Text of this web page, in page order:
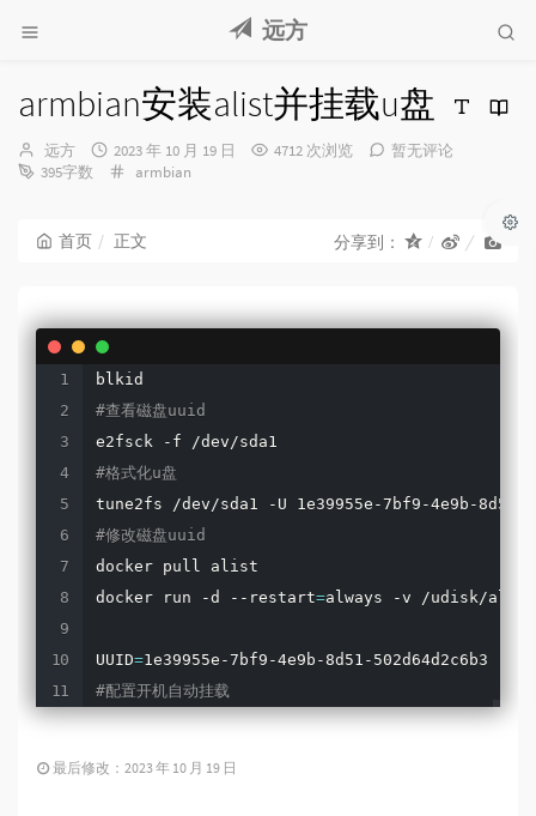
远方
armbian安装alist并挂载u盘
博
主：
远方
发
布
2023 年 10 月 19 日 4712 次浏览
暂无评论
395字数
分
armbian
首页 正文 分享到：
#查看磁盘uuid
#格式化u盘
#修改磁盘uuid
docker pull alist
docker run -d --restart=always -v /udisk/
UUID=
#配置开机自动挂载
最后修改：2023 年 10 月 19 日